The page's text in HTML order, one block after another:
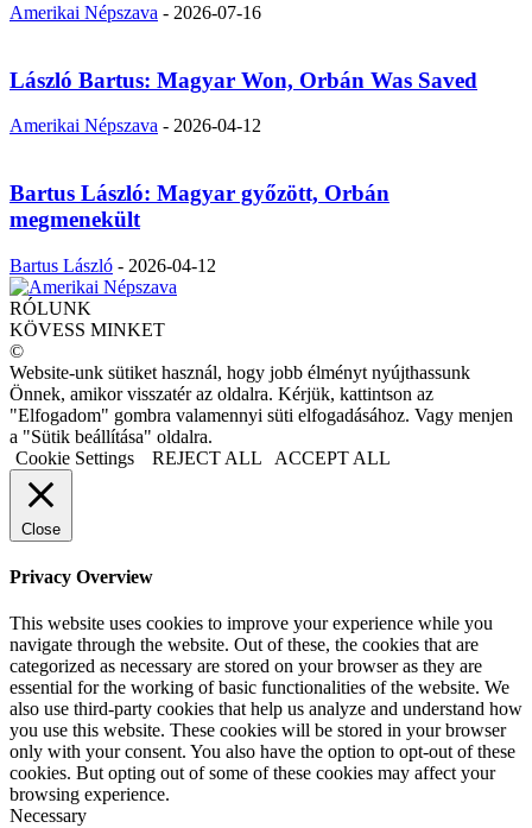
Amerikai Népszava - 2026-07-16
László Bartus: Magyar Won, Orbán Was Saved
Amerikai Népszava - 2026-04-12
Bartus László: Magyar győzött, Orbán
megmenekült
Bartus László - 2026-04-12
RÓLUNK
KÖVESS MINKET
©
Website-unk sütiket használ, hogy jobb élményt nyújthassunk
Önnek, amikor visszatér az oldalra. Kérjük, kattintson az
"Elfogadom" gombra valamennyi süti elfogadásához. Vagy menjen
a "Sütik beállítása" oldalra.
Cookie Settings
REJECT ALL ACCEPT ALL
Close
Privacy Overview
This website uses cookies to improve your experience while you
navigate through the website. Out of these, the cookies that are
categorized as necessary are stored on your browser as they are
essential for the working of basic functionalities of the website. We
also use third-party cookies that help us analyze and understand how
you use this website. These cookies will be stored in your browser
only with your consent. You also have the option to opt-out of these
cookies. But opting out of some of these cookies may affect your
browsing experience.
Necessary